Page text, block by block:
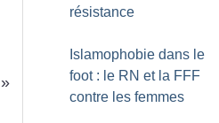
»
résistance
Islamophobie dans le
foot : le RN et la FFF
contre les femmes